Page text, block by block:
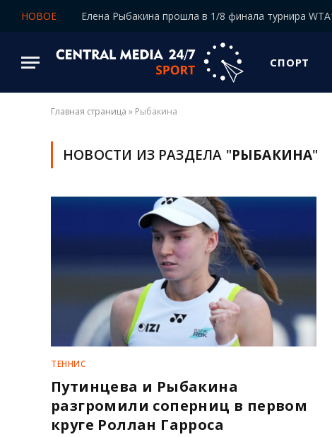
НОВОЕ
СПОРТ
Главная страница » Рыбакина
НОВОСТИ ИЗ РАЗДЕЛА "РЫБАКИНА"
ТЕННИС
Путинцева и Рыбакина
разгромили соперниц в первом
круге Роллан Гарроса